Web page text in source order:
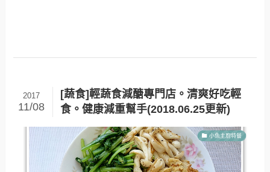
[蔬食]輕蔬食減醣專門店。清爽好吃輕
食。健康減重幫手(2018.06.25更新)
2017
11/08
小魚主廚特餐